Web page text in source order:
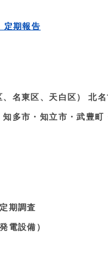
期報告
名東区、天白区） 北
多市・知立市・武豊町
期調査
電設備）